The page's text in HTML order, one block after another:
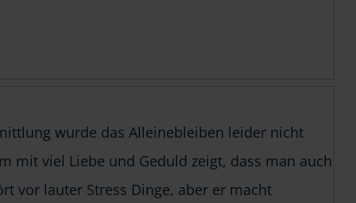
wurde das Alleinebleiben leider nicht
mit viel Liebe und Geduld zeigt, dass man auch
vor lauter Stress Dinge, aber er macht